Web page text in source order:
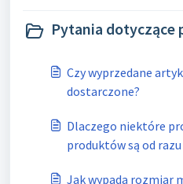
Pytania dotyczące
Czy wyprzedane
dostarczone?
Dlaczego niektóre
produktów są od
Jak wypada rozmiar